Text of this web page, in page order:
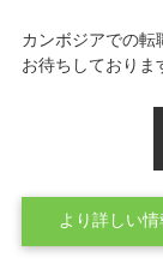
カンボジアでの転
お待ちしておりま
より詳しい